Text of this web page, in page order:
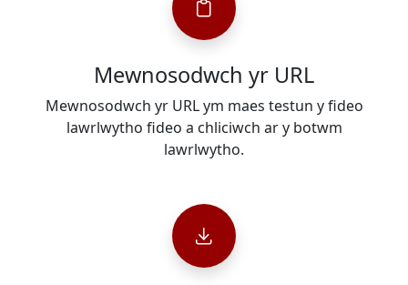
Mewnosodwch yr URL
Mewnosodwch yr URL ym maes testun y fideo
lawrlwytho fideo a chliciwch ar y botwm
lawrlwytho.